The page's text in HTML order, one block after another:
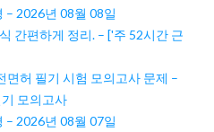
– 2026년 08월 08일
간편하게 정리. – ['주 52시간 근
면허 필기 시험 모의고사 문제 –
모의고사
– 2026년 08월 07일